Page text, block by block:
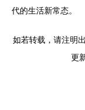
代的生活新常态。
如若转载，请注明
更